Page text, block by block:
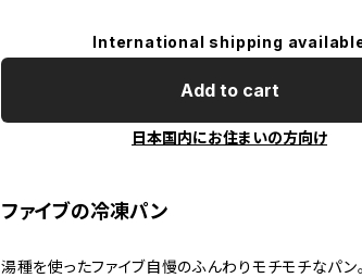
International shipping
Add to cart
日本国内にお住まいの方向け
ファイブの冷凍パン
湯種を使ったファイブ自慢のふんわりモチモチなパン